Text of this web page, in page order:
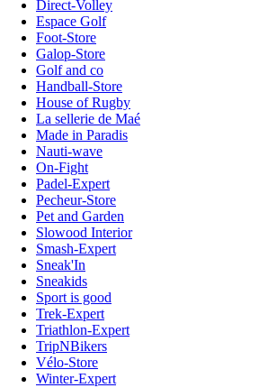
Direct-Volley
Espace Golf
Foot-Store
Galop-Store
Golf and co
Handball-Store
House of Rugby
La sellerie de Maé
Made in Paradis
Nauti-wave
On-Fight
Padel-Expert
Pecheur-Store
Pet and Garden
Slowood Interior
Smash-Expert
Sneak'In
Sneakids
Sport is good
Trek-Expert
Triathlon-Expert
TripNBikers
Vélo-Store
Winter-Expert